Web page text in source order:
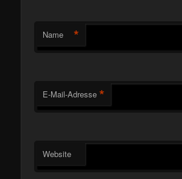
Name *
E-Mail-Adresse *
Website